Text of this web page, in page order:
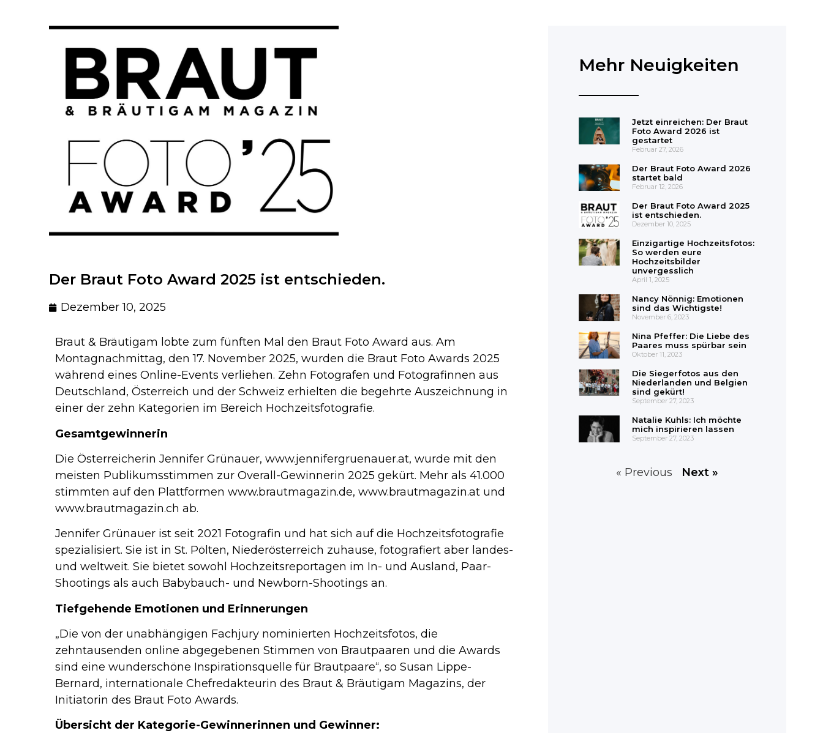
Der Braut Foto Award 2025 ist entschieden.
Dezember 10, 2025
Braut & Bräutigam lobte zum fünften Mal den Braut Foto Award aus. Am
Montagnachmittag, den 17. November 2025, wurden die Braut Foto Awards 2025
während eines Online-Events verliehen. Zehn Fotografen und Fotografinnen aus
Deutschland, Österreich und der Schweiz erhielten die begehrte Auszeichnung in
einer der zehn Kategorien im Bereich Hochzeitsfotografie.
Gesamtgewinnerin
Die Österreicherin Jennifer Grünauer, www.jennifergruenauer.at, wurde mit den
meisten Publikumsstimmen zur Overall-Gewinnerin 2025 gekürt. Mehr als 41.000
stimmten auf den Plattformen www.brautmagazin.de, www.brautmagazin.at und
www.brautmagazin.ch ab.
Jennifer Grünauer ist seit 2021 Fotografin und hat sich auf die Hochzeitsfotografie
spezialisiert. Sie ist in St. Pölten, Niederösterreich zuhause, fotografiert aber landes-
und weltweit. Sie bietet sowohl Hochzeitsreportagen im In- und Ausland, Paar-
Shootings als auch Babybauch- und Newborn-Shootings an.
Tiefgehende Emotionen und Erinnerungen
„Die von der unabhängigen Fachjury nominierten Hochzeitsfotos, die
zehntausenden online abgegebenen Stimmen von Brautpaaren und die Awards
sind eine wunderschöne Inspirationsquelle für Brautpaare“, so Susan Lippe-
Bernard, internationale Chefredakteurin des Braut & Bräutigam Magazins, der
Initiatorin des Braut Foto Awards.
Übersicht der Kategorie-Gewinnerinnen und Gewinner:
Mehr Neuigkeiten
Jetzt einreichen: Der Braut
Foto Award 2026 ist
gestartet
Februar 27, 2026
Der Braut Foto Award 2026
startet bald
Februar 12, 2026
Der Braut Foto Award 2025
ist entschieden.
Dezember 10, 2025
Einzigartige Hochzeitsfotos:
So werden eure
Hochzeitsbilder
unvergesslich
April 1, 2025
Nancy Nönnig: Emotionen
sind das Wichtigste!
November 6, 2023
Nina Pfeffer: Die Liebe des
Paares muss spürbar sein
Oktober 11, 2023
Die Siegerfotos aus den
Niederlanden und Belgien
sind gekürt!
September 27, 2023
Natalie Kuhls: Ich möchte
mich inspirieren lassen
September 27, 2023
« Previous Next »